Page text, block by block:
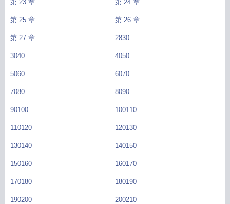
第 23 章 第 24 章
第 25 章 第 26 章
第 27 章 2830
3040 4050
5060 6070
7080 8090
90100 100110
110120 120130
130140 140150
150160 160170
170180 180190
190200 200210